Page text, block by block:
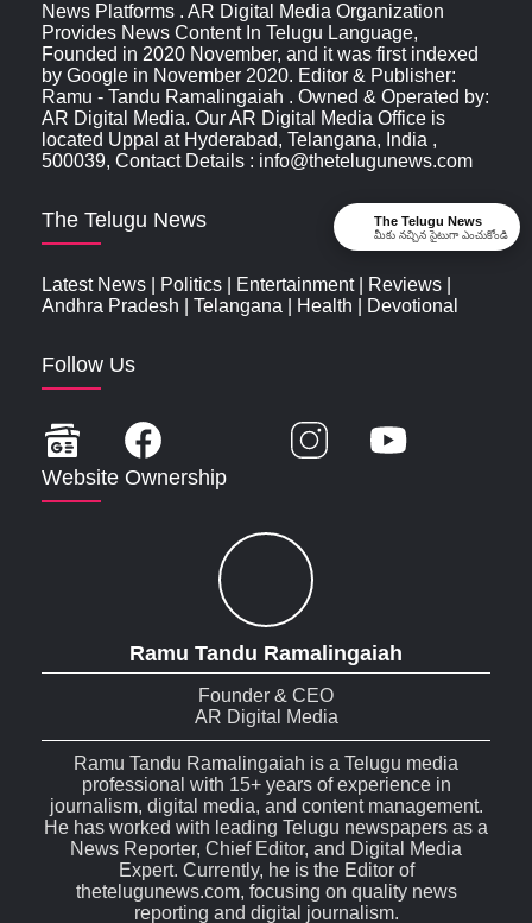
News Platforms . AR Digital Media Organization
Provides News Content In Telugu Language,
Founded in 2020 November, and it was first indexed
by Google in November 2020. Editor & Publisher:
Ramu - Tandu Ramalingaiah . Owned & Operated by:
AR Digital Media. Our AR Digital Media Office is
located Uppal at Hyderabad, Telangana, India ,
500039, Contact Details : info@thetelugunews.com
The Telugu News
Latest News Politics Entertainment| Reviews
Andhra Pradesh
Telangana Health Devotional
Follow Us
Website Ownership
Ramu Tandu Ramalingaiah
Founder & CEO
AR Digital Media
Ramu Tandu Ramalingaiah is a Telugu media
professional with 15+ years of experience in
journalism, digital media, and content management.
He has worked with leading Telugu newspapers as a
News Reporter, Chief Editor, and Digital Media
Expert. Currently, he is the Editor of
thetelugunews.com, focusing on quality news
reporting and digital journalism.
The Telugu News
మీకు నచ్చిన సైటుగా ఎంచుకోండి